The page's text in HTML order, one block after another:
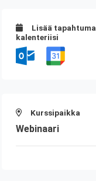
Lisää tapahtuma
kalenteriisi
Kurssipaikka
Webinaari